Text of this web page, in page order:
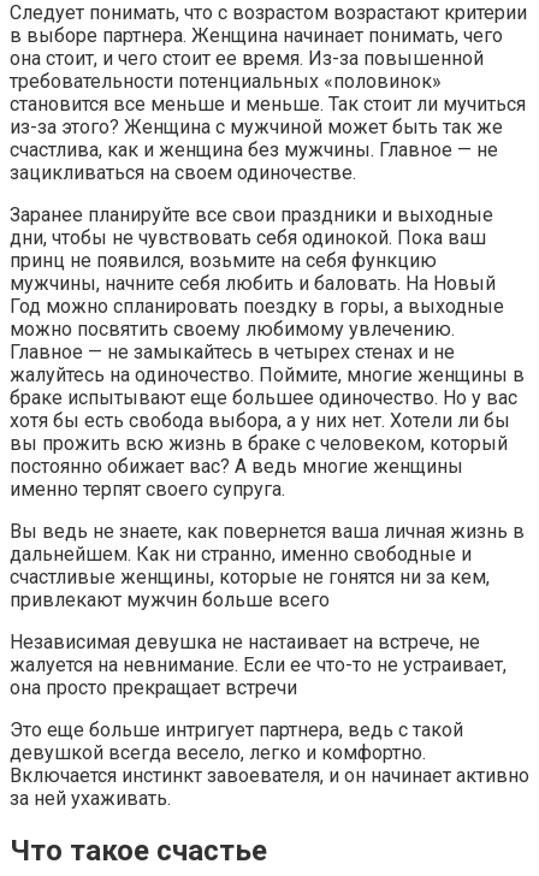
Следует понимать, что с возрастом возрастают критерии
в выборе партнера. Женщина начинает понимать, чего
она стоит, и чего стоит ее время. Из-за повышенной
требовательности потенциальных «половинок»
становится все меньше и меньше. Так стоит ли мучиться
из-за этого? Женщина с мужчиной может быть так же
счастлива, как и женщина без мужчины. Главное — не
зацикливаться на своем одиночестве.
Заранее планируйте все свои праздники и выходные
дни, чтобы не чувствовать себя одинокой. Пока ваш
принц не появился, возьмите на себя функцию
мужчины, начните себя любить и баловать. На Новый
Год можно спланировать поездку в горы, а выходные
можно посвятить своему любимому увлечению.
Главное — не замыкайтесь в четырех стенах и не
жалуйтесь на одиночество. Поймите, многие женщины в
браке испытывают еще большее одиночество. Но у вас
хотя бы есть свобода выбора, а у них нет. Хотели ли бы
вы прожить всю жизнь в браке с человеком, который
постоянно обижает вас? А ведь многие женщины
именно терпят своего супруга.
Вы ведь не знаете, как повернется ваша личная жизнь в
дальнейшем. Как ни странно, именно свободные и
счастливые женщины, которые не гонятся ни за кем,
привлекают мужчин больше всего
Независимая девушка не настаивает на встрече, не
жалуется на невнимание. Если ее что-то не устраивает,
она просто прекращает встречи
Это еще больше интригует партнера, ведь с такой
девушкой всегда весело, легко и комфортно.
Включается инстинкт завоевателя, и он начинает активно
за ней ухаживать.
Что такое счастье